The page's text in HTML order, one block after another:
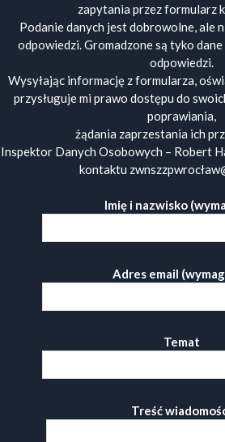
zapytania przez formularz
Podanie danych jest dobrowolne, ale
odpowiedzi. Gromadzone są tyko dane
odpowiedzi.
Wysyłając informację z formularza,
przysługuje mi prawo dostępu do
poprawiania,
żądania zaprzestania ich
Inspektor Danych Osobowych – Robert
kontaktu
Imię i nazwisko
Adres email
Temat
Treść